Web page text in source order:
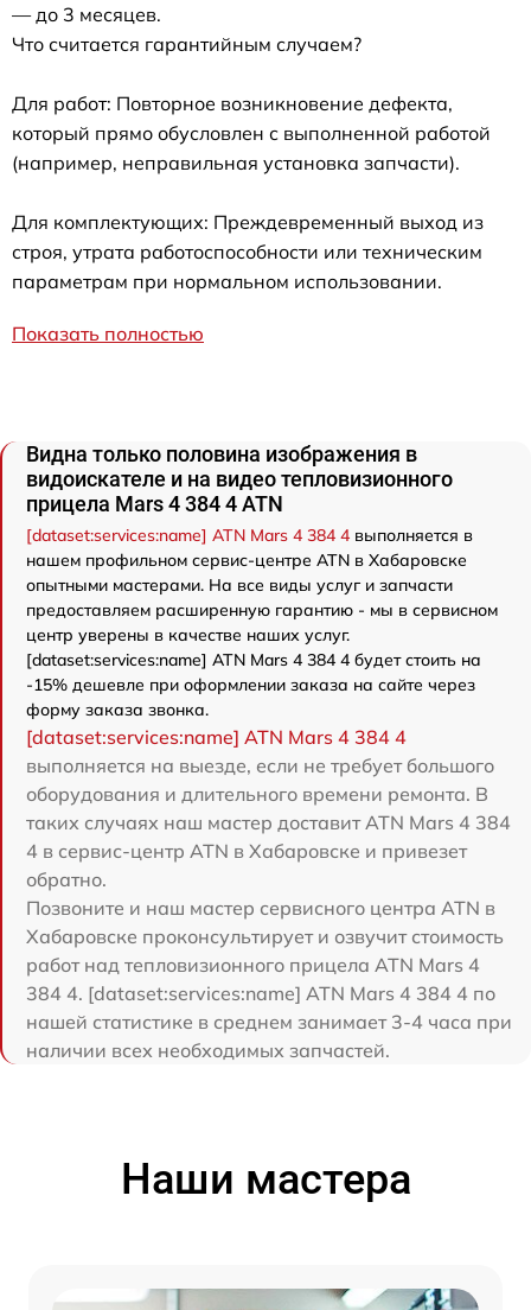
— до 3 месяцев.
Что считается гарантийным случаем?
Для работ: Повторное возникновение дефекта,
который прямо обусловлен с выполненной работой
(например, неправильная установка запчасти).
Для комплектующих: Преждевременный выход из
строя, утрата работоспособности или техническим
параметрам при нормальном использовании.
Показать полностью
Видна только половина изображения в
видоискателе и на видео тепловизионного
прицела Mars 4 384 4 ATN
[dataset:services:name] ATN Mars 4 384 4 выполняется в
нашем профильном сервис-центре ATN в Хабаровске
опытными мастерами. На все виды услуг и запчасти
предоставляем расширенную гарантию - мы в сервисном
центр уверены в качестве наших услуг.
[dataset:services:name] ATN Mars 4 384 4 будет стоить на
-15% дешевле при оформлении заказа на сайте через
форму заказа звонка.
[dataset:services:name] ATN Mars 4 384 4
выполняется на выезде, если не требует большого
оборудования и длительного времени ремонта. В
таких случаях наш мастер доставит ATN Mars 4 384
4 в сервис-центр ATN в Хабаровске и привезет
обратно.
Позвоните и наш мастер сервисного центра ATN в
Хабаровске проконсультирует и озвучит стоимость
работ над тепловизионного прицела ATN Mars 4
384 4. [dataset:services:name] ATN Mars 4 384 4 по
нашей статистике в среднем занимает 3-4 часа при
наличии всех необходимых запчастей.
Наши мастера